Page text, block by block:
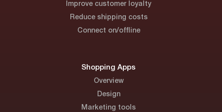
Improve customer loyalty
Reduce shipping costs
Connect on/offline
Shopping Apps
Overview
Design
Marketing tools